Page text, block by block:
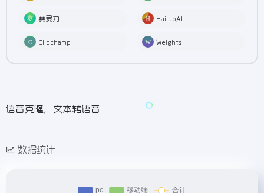
赛灵力 HailuoAI
Clipchamp Weights
语音克隆，文本转语音
数据统计